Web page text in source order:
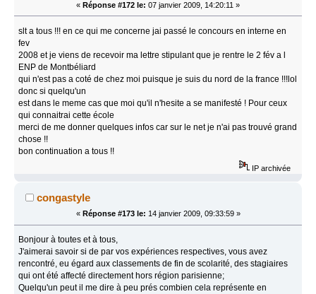
« Réponse #172 le: 07 janvier 2009, 14:20:11 »
slt a tous !!! en ce qui me concerne jai passé le concours en interne en
fev
2008 et je viens de recevoir ma lettre stipulant que je rentre le 2 fév a l
ENP de Montbéliard
qui n'est pas a coté de chez moi puisque je suis du nord de la france !!!lol
donc si quelqu'un
est dans le meme cas que moi qu'il n'hesite a se manifesté ! Pour ceux
qui connaitrai cette école
merci de me donner quelques infos car sur le net je n'ai pas trouvé grand
chose !!
bon continuation a tous !!
IP archivée
congastyle
« Réponse #173 le: 14 janvier 2009, 09:33:59 »
Bonjour à toutes et à tous,
J'aimerai savoir si de par vos expériences respectives, vous avez
rencontré, eu égard aux classements de fin de scolarité, des stagiaires
qui ont été affecté directement hors région parisienne;
Quelqu'un peut il me dire à peu prés combien cela représente en